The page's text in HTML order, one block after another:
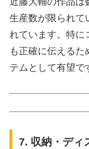
生産数が限られて
れています。特に
も正確に伝えるた
テムとして有望で
7. 収納・ディ